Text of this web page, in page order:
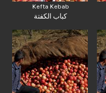
Kefta Kebab
كباب الكفتة